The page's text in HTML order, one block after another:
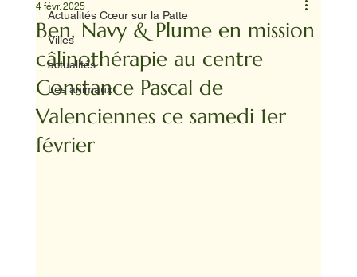
Actualités Cœur sur la Patte
Villes
actualités
Les animaux
Ben, Navy & Plume en mission
câlinothérapie au centre
Constance Pascal de
Valenciennes ce samedi 1er
février
4 févr. 2025